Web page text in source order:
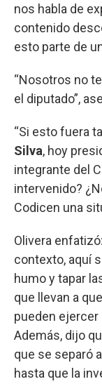
nos habla de
contenido
esto parte de
“Nosotros no
el diputado”,
“Si esto fuera
Silva, hoy
integrante del
intervenido?
Codicen una
Olivera
contexto, aquí
humo y tapar
que llevan a
pueden ejercer
Además, dijo
que se separó
hasta que la